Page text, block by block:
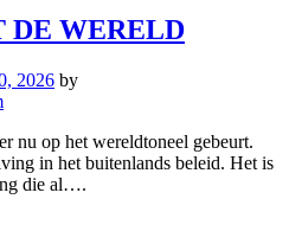
DE WERELD
2026 by
nu op het wereldtoneel gebeurt.
in het buitenlands beleid. Het is
die al….